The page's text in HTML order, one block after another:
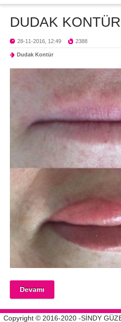
DUDAK
28-11-2016, 12:49 2388
Dudak Kontür
Devamı
Copyright © 2016-2020 -SİNDY